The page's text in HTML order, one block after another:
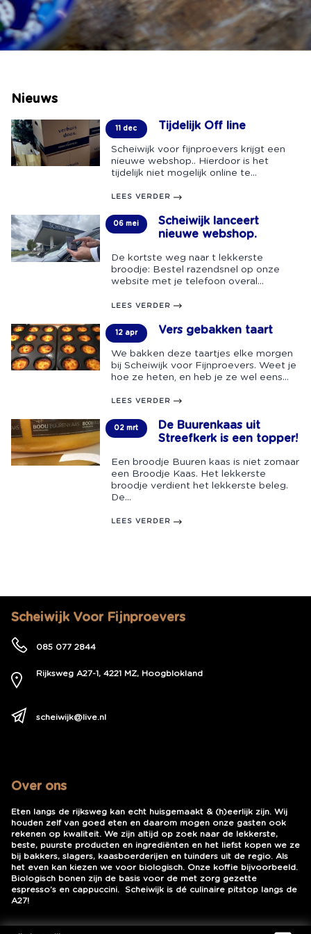
Nieuws
11 dec Tijdelijk Off line
Scheiwijk voor fijnproevers krijgt een
nieuwe webshop.. Hierdoor is het
tijdelijk niet mogelijk online te...
LEES VERDER
06 mei
Scheiwijk lanceert
nieuwe webshop.
De kortste weg naar t lekkerste
broodje: Bestel razendsnel op onze
website met je telefoon overal...
LEES VERDER
12 apr Vers gebakken taart
We bakken deze taartjes elke morgen
bij Scheiwijk voor Fijnproevers. Weet je
hoe ze heten, en heb je ze wel eens...
LEES VERDER
02 mrt
De Buurenkaas uit
Streefkerk is een topper!
Een broodje Buuren kaas is niet zomaar
een Broodje Kaas. Het lekkerste
broodje verdient het lekkerste beleg.
De...
LEES VERDER
Scheiwijk Voor Fijnproevers
085 077 2844
Rijksweg A27-1, 4221 MZ, Hoogblokland
scheiwijk@live.nl
Over ons
Eten langs de rijksweg kan echt huisgemaakt & (h)eerlijk zijn. Wij
houden zelf van goed eten en daarom mogen onze gasten ook
rekenen op kwaliteit. We zijn altijd op zoek naar de lekkerste,
beste, puurste producten en ingrediënten en het liefst kopen we ze
bij bakkers, slagers, kaasboerderijen en tuinders uit de regio. Als
het even kan kiezen we voor biologisch. Onze koffie bijvoorbeeld.
Biologisch bonen zijn de basis voor de met zorg gezette
espresso’s en cappuccini. Scheiwijk is dé culinaire pitstop langs de
A27!